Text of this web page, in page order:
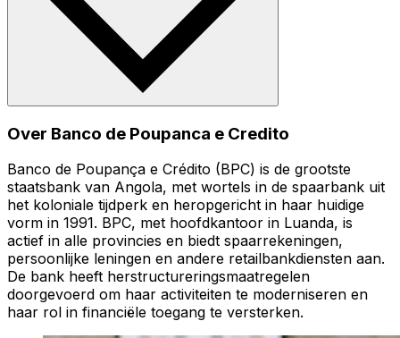
Over Banco de Poupanca e Credito
Banco de Poupança e Crédito (BPC) is de grootste
staatsbank van Angola, met wortels in de spaarbank uit
het koloniale tijdperk en heropgericht in haar huidige
vorm in 1991. BPC, met hoofdkantoor in Luanda, is
actief in alle provincies en biedt spaarrekeningen,
persoonlijke leningen en andere retailbankdiensten aan.
De bank heeft herstructureringsmaatregelen
doorgevoerd om haar activiteiten te moderniseren en
haar rol in financiële toegang te versterken.